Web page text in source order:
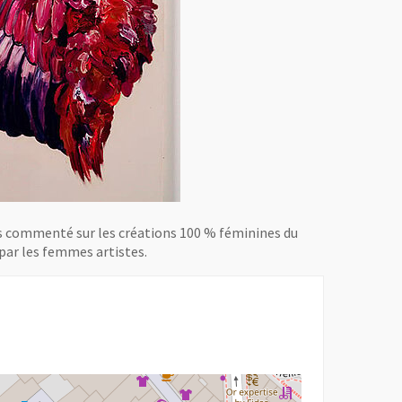
sur les créations 100 % féminines du
les femmes artistes.